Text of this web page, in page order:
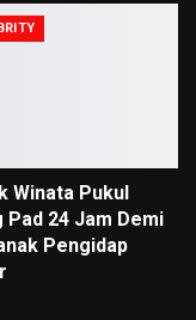
Winata Pukul
Pad 24 Jam Demi
Pengidap